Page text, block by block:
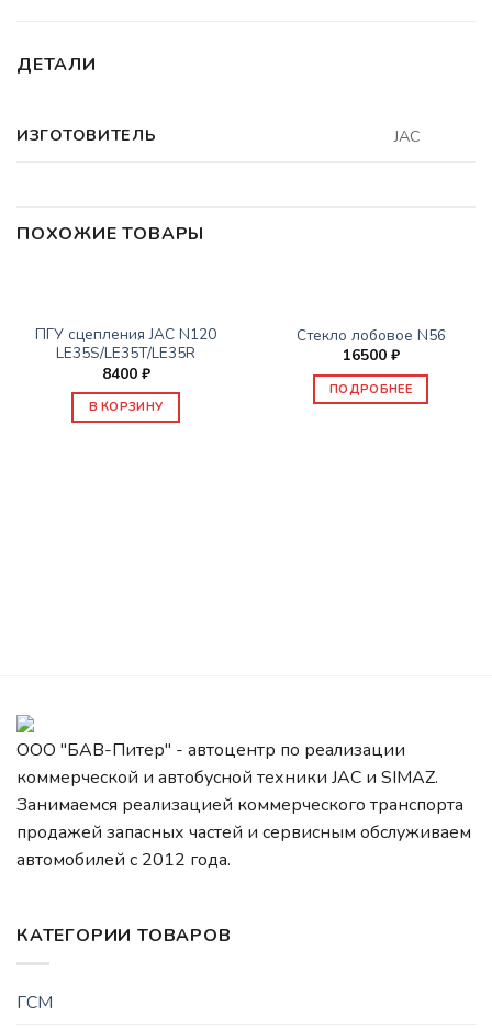
ДЕТАЛИ
ИЗГОТОВИТЕЛЬ JAC
ПОХОЖИЕ ТОВАРЫ
ПГУ сцепления JAC N120
LE35S/LE35T/LE35R
8400 ₽
В КОРЗИНУ
Стекло лобовое N56
16500 ₽
ПОДРОБНЕЕ
ООО "БАВ-Питер" - автоцентр по реализации
коммерческой и автобусной техники JAC и SIMAZ.
Занимаемся реализацией коммерческого транспорта
продажей запасных частей и сервисным обслуживаем
автомобилей c 2012 года.
КАТЕГОРИИ ТОВАРОВ
ГСМ